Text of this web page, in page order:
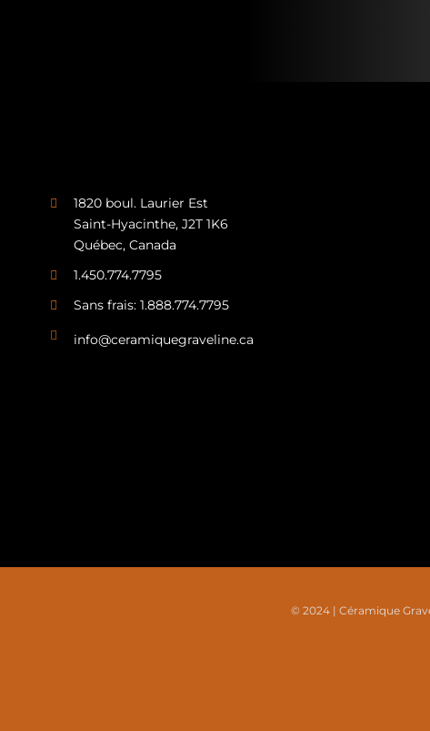
1820 boul. Laurier Est
Saint-Hyacinthe, J2T 1K6
Québec, Canada
1.450.774.7795
Sans frais: 1.888.774.7795
info@ceramiquegraveline.ca
© 2024 | Céramique